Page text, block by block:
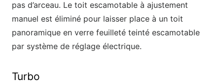
pas d’arceau. Le toit escamotable à ajustement
manuel est éliminé pour laisser place à un toit
panoramique en verre feuilleté teinté escamotable
par système de réglage électrique.
Turbo